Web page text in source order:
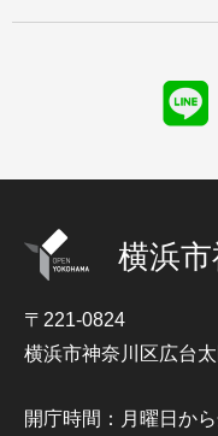
横浜
〒221-0824
横浜市神奈川区広台
開庁時間：月曜日か